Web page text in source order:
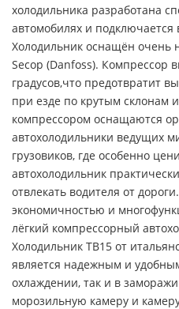
холодильника разработана
автомобилях и подключается
Холодильник оснащён очень
Secop (Danfoss). Компрессор
градусов,что предотвратит
при езде по крутым склонам
компрессором оснащаются
автохолодильники ведущих
грузовиков, где особенно
автохолодильник
отвлекать водителя от
экономичностью и
лёгкий компрессорный
Холодильник TB15 от
является надежным и
охлаждении, так и в
морозильную камеру и